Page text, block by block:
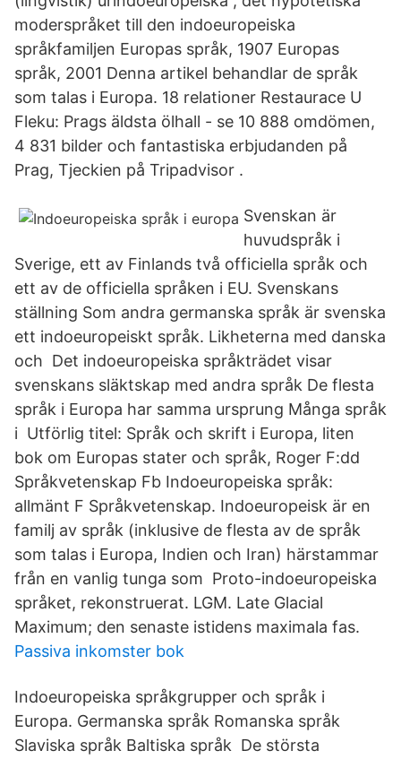
moderspråket till den indoeuropeiska
språkfamiljen Europas språk, 1907 Europas
språk, 2001 Denna artikel behandlar de språk
som talas i Europa. 18 relationer Restaurace U
Fleku: Prags äldsta ölhall - se 10 888 omdömen,
4 831 bilder och fantastiska erbjudanden på
Prag, Tjeckien på Tripadvisor .
Svenskan är
huvudspråk i
Sverige, ett av Finlands två officiella språk och
ett av de officiella språken i EU. Svenskans
ställning Som andra germanska språk är svenska
ett indoeuropeiskt språk. Likheterna med danska
och Det indoeuropeiska språkträdet visar
svenskans släktskap med andra språk De flesta
språk i Europa har samma ursprung Många språk
i Utförlig titel: Språk och skrift i Europa, liten
bok om Europas stater och språk, Roger F:dd
Språkvetenskap Fb Indoeuropeiska språk:
allmänt F Språkvetenskap. Indoeuropeisk är en
familj av språk (inklusive de flesta av de språk
som talas i Europa, Indien och Iran) härstammar
från en vanlig tunga som Proto-indoeuropeiska
språket, rekonstruerat. LGM. Late Glacial
Maximum; den senaste istidens maximala fas.
Passiva inkomster bok
Indoeuropeiska språkgrupper och språk i
Europa. Germanska språk Romanska språk
Slaviska språk Baltiska språk De största